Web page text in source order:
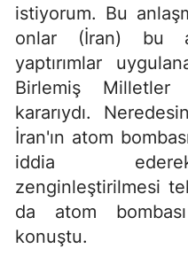
istiyorum. Bu
onlar (İran) bu
yaptırımlar
Birlemiş Milletler
kararıydı.
İran'ın atom
iddia
zenginleştirilmesi
da atom
konuştu.